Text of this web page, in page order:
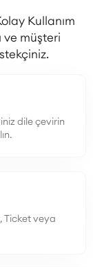
Kullanım
ve müşteri
dile çevirin
Ticket veya